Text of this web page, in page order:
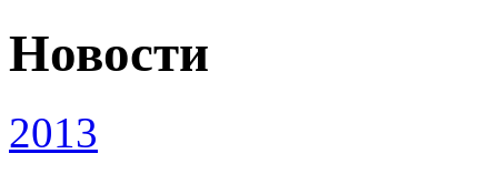
Новости
2013